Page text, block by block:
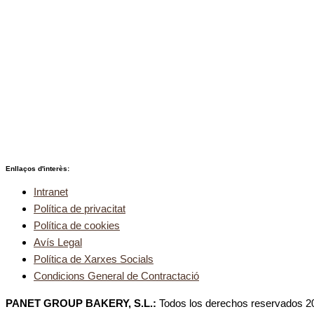
Enllaços d'interès:
Intranet
Política de privacitat
Política de cookies
Avís Legal
Política de Xarxes Socials
Condicions General de Contractació
PANET GROUP BAKERY, S.L.: Todos los derechos reservados